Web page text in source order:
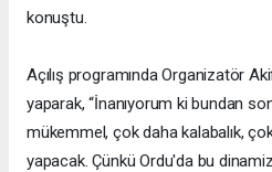
konuştu.
Açılış programında Organizatör
yaparak, “İnanıyorum ki bundan
mükemmel, çok daha kalabalık,
yapacak. Çünkü Ordu'da bu